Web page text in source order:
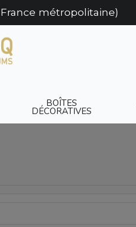
métropolitaine)
BOÎTES
DÉCORATIVES